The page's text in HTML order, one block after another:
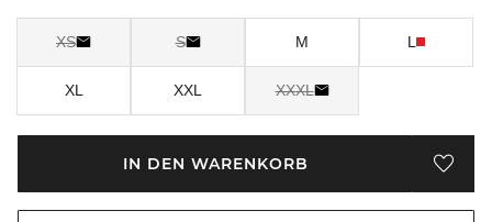
XS S M L
XL XXL XXXL
IN DEN WARENKORB